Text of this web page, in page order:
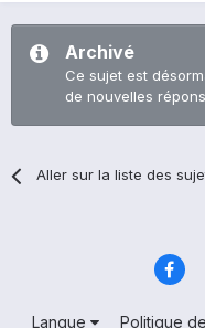
Archivé
Ce sujet est
de nouvelles
Aller sur la liste des
Langue Politique